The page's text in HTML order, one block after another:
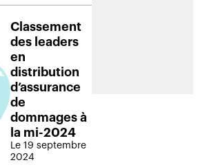
Classement
des leaders
en
distribution
d’assurance
de
dommages à
la mi-2024
Le 19 septembre
2024